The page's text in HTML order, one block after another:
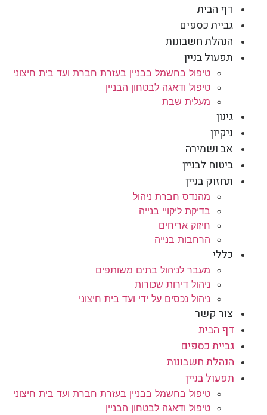
דף הבית
גביית כספים
הנהלת חשבונות
תפעול בניין
טיפול בחשמל בבניין בעזרת חברת ועד בית חיצוני
טיפול ודאגה לבטחון הבניין
מעלית שבת
גינון
ניקיון
אב ושמירה
ביטוח לבניין
תחזוק בניין
מהנדס חברת ניהול
בדיקת ליקויי בנייה
חיזוק אריחים
הרחבות בנייה
כללי
מעבר לניהול בתים משותפים
ניהול דירות שכורות
ניהול נכסים על ידי ועד בית חיצוני
צור קשר
דף הבית
גביית כספים
הנהלת חשבונות
תפעול בניין
טיפול בחשמל בבניין בעזרת חברת ועד בית חיצוני
טיפול ודאגה לבטחון הבניין